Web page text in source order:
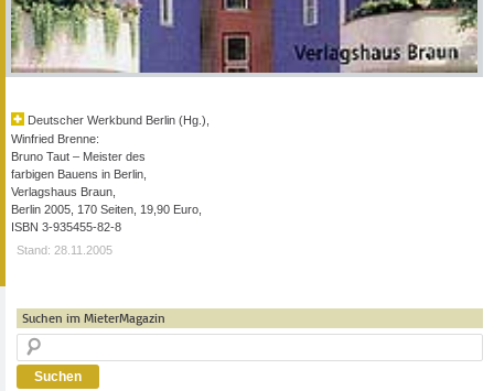
Deutscher Werkbund Berlin (Hg.),
Winfried Brenne:
Bruno Taut – Meister des
farbigen Bauens in Berlin,
Verlagshaus Braun,
Berlin 2005, 170 Seiten, 19,90 Euro,
ISBN 3-935455-82-8
Stand: 28.11.2005
Suchen im MieterMagazin